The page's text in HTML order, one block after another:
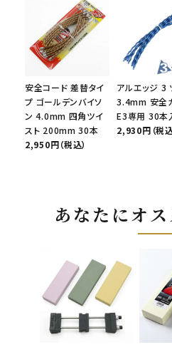
安全コード 差替タイ
プ ゴールデンバイソ
ン 4.0mm 四角ツイ
スト 200mm 30本
2,950円（税込）
アルエッジ 3
3.4mm 安全
E3専用 30本
2,930円（税込
あなたにオ